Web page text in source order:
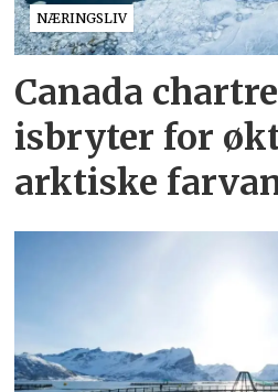
NÆRINGSLIV
Canada
isbryter for
arktiske